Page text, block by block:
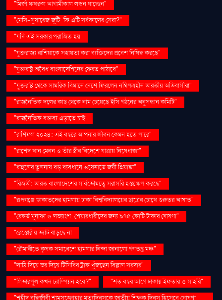
"মির্জা ফখরুল আগামীকাল লন্ডন যাচ্ছেন"
"মেসি-সুয়ারেজ জুটি: কি এটি সর্বকালের সেরা?"
"যদি এই সরকার পরাজিত হয়
"যুক্তরাজ্য রাশিয়াকে সহায়তা করা ব্যক্তিদের প্রবেশ নিষিদ্ধ করছে"
"যুক্তরাষ্ট্র অবৈধ বাংলাদেশিদের ফেরত পাঠাবে"
"যুক্তরাষ্ট্র থেকে সামরিক বিমানে দেশে ফিরলেন নথিপত্রহীন ভারতীয় অভিবাসীরা"
"রাজনৈতিক দলের কাছ থেকে নাম চেয়েছে ইসি গঠনের অনুসন্ধান কমিটি"
"রাজনৈতিক বক্তব্য এড়াতে চাই
"রাশিফল ২০২৪: এই বছরে আপনার জীবন কেমন হতে পারে"
"রাশেদ খান মেনন ও তাঁর স্ত্রীর বিদেশে যাত্রায় নিষেধাজ্ঞা"
"রাহুলের তুলনায় বড় ব্যবধানে ওয়েনাডে জয়ী প্রিয়াঙ্কা"
"রিজভী: ভারত বাংলাদেশের সার্বভৌমত্বে সরাসরি হস্তক্ষেপ করছে"
"রূপগঞ্জে ডাকাতদের হামলায় ঢাকা বিশ্ববিদ্যালয়ের ছাত্রের চোখে গুরুতর আঘাত"
"রেকর্ড মুনাফা ও লভ্যাংশ: শেয়ারধারীদের জন্য ৯৭৫ কোটি টাকার ঘোষণা"
"রেস্তোরাঁয় ভ্যাট বাড়ছে না
"রৌমারীতে কৃষক সমাবেশে হামলার নিন্দা জানালো গণতন্ত্র মঞ্চ"
"লাঠি দিয়ে ভর দিয়ে টিসিবির ট্রাক খুঁজছেন বিল্লাল সরদার"
"লিভারপুল কখন চ্যাম্পিয়ন হবে?"
"শত বছর আগে ঢাকায় ইফতার ও সাহ্‌রি"
"শহীদ বুদ্ধিজীবী শামসুজ্জোহার মৃত্যুদিবসকে জাতীয় শিক্ষক দিবস হিসেবে ঘোষণা